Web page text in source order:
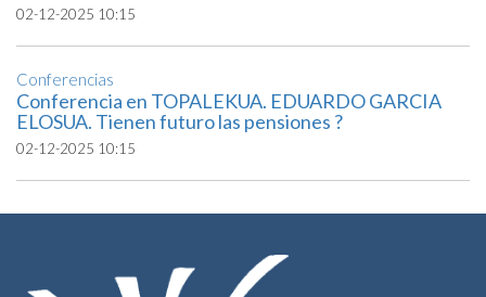
02-12-2025 10:15
Conferencias
Conferencia en TOPALEKUA. EDUARDO GARCIA
ELOSUA. Tienen futuro las pensiones ?
02-12-2025 10:15